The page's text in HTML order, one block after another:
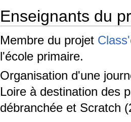
Enseignants du
Membre du projet
l'école primaire.
Organisation d'une
Loire à destination des
débranchée et Scratch